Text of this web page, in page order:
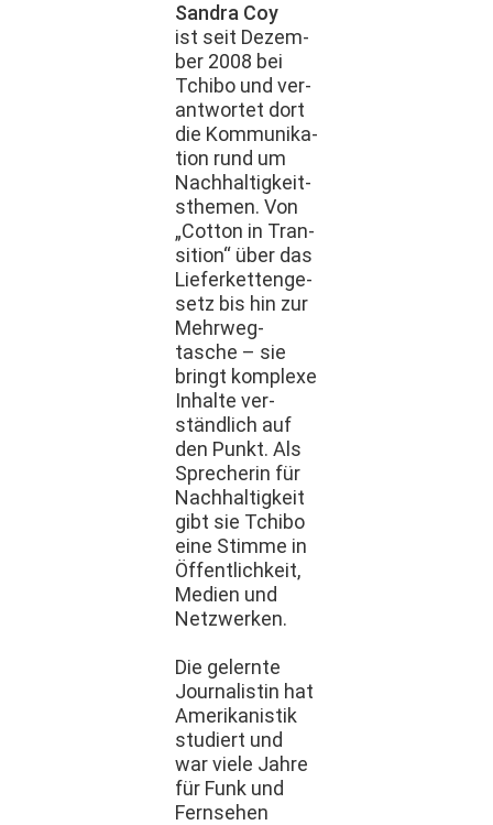
San­dra Coy
ist seit Dezem­
ber 2008 bei
Tchi­bo und ver­
ant­wortet dort
die Kom­mu­nika­
tion rund um
Nach­haltigkeit­
s­the­men. Von
„Cot­ton in Tran­
si­tion“ über das
Liefer­ket­tenge­
setz bis hin zur
Mehrweg­
tasche – sie
bringt kom­plexe
Inhalte ver­
ständlich auf
den Punkt. Als
Sprecherin für
Nach­haltigkeit
gibt sie Tchi­bo
eine Stimme in
Öffentlichkeit,
Medi­en und
Net­zw­erken.
Die gel­ernte
Jour­nal­istin hat
Amerikanis­tik
studiert und
war viele Jahre
für Funk und
Fernse­hen